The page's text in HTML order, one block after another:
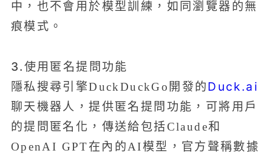
中，也不會用於模型訓練，如同瀏覽器的無
痕模式。
3.使用匿名提問功能
隱私搜尋引擎DuckDuckGo開發的Duck.ai
聊天機器人，提供匿名提問功能，可將用戶
的提問匿名化，傳送給包括Claude和
OpenAI GPT在內的AI模型，官方聲稱數據